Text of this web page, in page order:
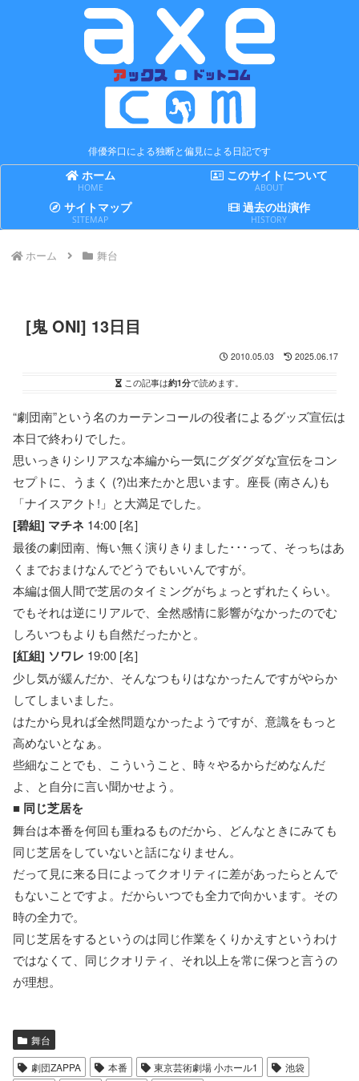
俳優斧口による独断と偏見による日記です
ホーム
HOME
このサイトについて
ABOUT
サイトマップ
SITEMAP
過去の出演作
HISTORY
ホーム 舞台
[鬼 ONI] 13日目
2010.05.03 2025.06.17
この記事は約1分で読めます。
“劇団南”という名のカーテンコールの役者によるグッズ宣伝は
本日で終わりでした。
思いっきりシリアスな本編から一気にグダグダな宣伝をコン
セプトに、うまく (?)出来たかと思います。座長 (南さん)も
「ナイスアクト!」と大満足でした。
[碧組] マチネ 14:00 [名]
最後の劇団南、悔い無く演りきりました･･･って、そっちはあ
くまでおまけなんでどうでもいいんですが。
本編は個人間で芝居のタイミングがちょっとずれたくらい。
でもそれは逆にリアルで、全然感情に影響がなかったのでむ
しろいつもよりも自然だったかと。
[紅組] ソワレ 19:00 [名]
少し気が緩んだか、そんなつもりはなかったんですがやらか
してしまいました。
はたから見れば全然問題なかったようですが、意識をもっと
高めないとなぁ。
些細なことでも、こういうこと、時々やるからだめなんだ
よ、と自分に言い聞かせよう。
■ 同じ芝居を
舞台は本番を何回も重ねるものだから、どんなときにみても
同じ芝居をしていないと話になりません。
だって見に来る日によってクオリティに差があったらとんで
もないことですよ。だからいつでも全力で向かいます。その
時の全力で。
同じ芝居をするというのは同じ作業をくりかえすというわけ
ではなくて、同じクオリティ、それ以上を常に保つと言うの
が理想。
舞台
劇団ZAPPA 本番 東京芸術劇場 小ホール1
池袋